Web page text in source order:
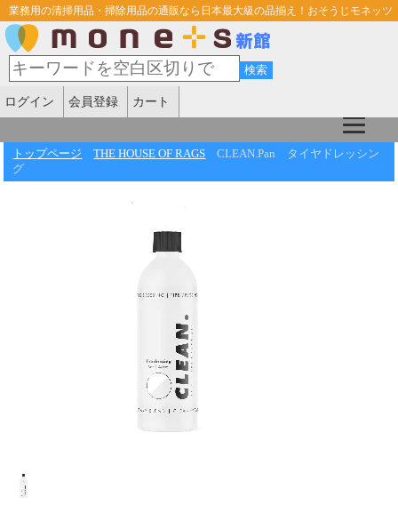
業務用の清掃用品・掃除用品の通販なら日本最大級の品揃え！おそうじモネッツ
ログイン 会員登録 カート
トップページ THE HOUSE OF RAGS
CLEAN.Pan タイヤドレッシン
グ